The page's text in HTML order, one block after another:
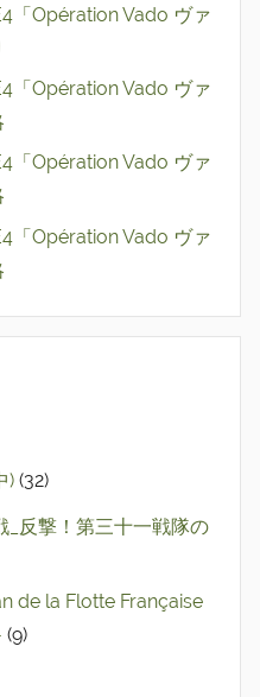
「Opération Vado ヴァ
「Opération Vado ヴァ
「Opération Vado ヴァ
「Opération Vado ヴァ
) (32)
_反撃！第三十一戦隊の
de la Flotte Française
(9)